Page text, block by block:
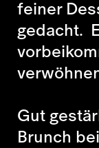
feiner
gedacht.
Gut
Brunch